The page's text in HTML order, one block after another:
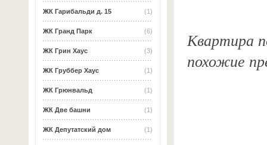
(1)
ЖК Гарибальди д. 15
(6)
ЖК Гранд Парк
(3)
ЖК Грин Хаус
(1)
ЖК Груббер Хаус
(1)
ЖК Грюнвальд
(1)
ЖК Две башни
(1)
ЖК Депутатский дом
Квартира
похожие